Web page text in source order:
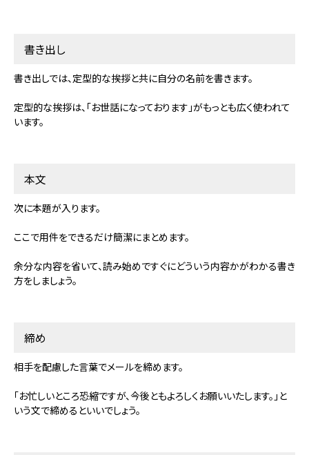
書き出し
書き出しでは、定型的な挨拶と共に自分の名前を書きます。
定型的な挨拶は、「お世話になっております」がもっとも広く使われて
います。
本文
次に本題が入ります。
ここで用件をできるだけ簡潔にまとめます。
余分な内容を省いて、読み始めですぐにどういう内容かがわかる書き
方をしましょう。
締め
相手を配慮した言葉でメールを締めます。
「お忙しいところ恐縮ですが、今後ともよろしくお願いいたします。」と
いう文で締めるといいでしょう。